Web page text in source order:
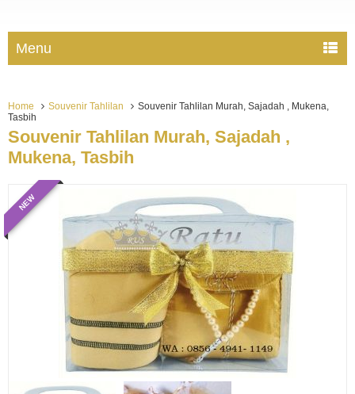
Menu
Home Souvenir Tahlilan
Souvenir Tahlilan Murah, Sajadah , Mukena,
Tasbih
Souvenir Tahlilan Murah, Sajadah ,
Mukena, Tasbih
NEW